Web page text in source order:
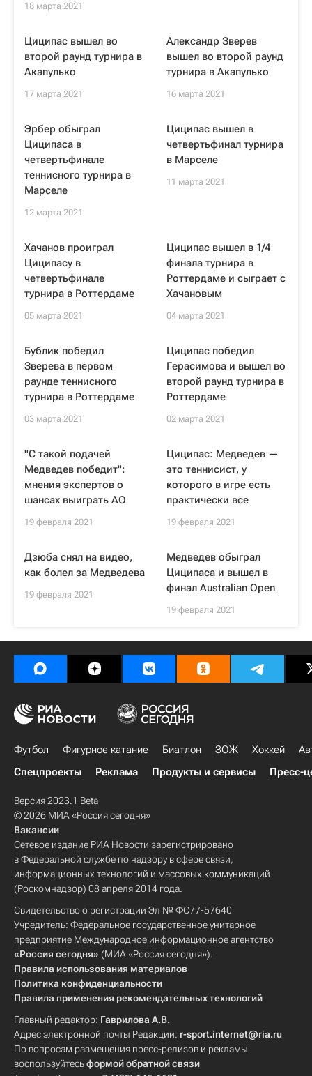
18 марта 2021
Циципас вышел во
второй раунд турнира в
Акапулько
17 марта 2021
Александр Зверев
вышел во второй раунд
турнира в Акапулько
16 марта 2021
Эрбер обыграл
Циципаса в
четвертьфинале
теннисного турнира в
Марселе
12 марта 2021
Циципас вышел в
четвертьфинал турнира
в Марселе
11 марта 2021
Хачанов проиграл
Циципасу в
четвертьфинале
турнира в Роттердаме
05 марта 2021
Циципас вышел в 1/4
финала турнира в
Роттердаме и сыграет с
Хачановым
04 марта 2021
Бублик победил
Зверева в первом
раунде теннисного
турнира в Роттердаме
03 марта 2021
Циципас победил
Герасимова и вышел во
второй раунд турнира в
Роттердаме
02 марта 2021
"С такой подачей
Медведев победит":
мнения экспертов о
шансах выиграть AO
19 февраля 2021
Циципас: Медведев —
это теннисист, у
которого в игре есть
практически все
19 февраля 2021
Дзюба снял на видео,
как болел за Медведева
19 февраля 2021
Медведев обыграл
Циципаса и вышел в
финал Australian Open
19 февраля 2021
Футбол Фигурное катание Биатлон ЗОЖ Хоккей
Спецпроекты
Реклама Продукты и сервисы Пресс-
Версия 2023.1 Beta
© 2026 МИА «Россия сегодня»
Вакансии
Сетевое издание РИА Новости зарегистрировано
в Федеральной службе по надзору в сфере связи,
информационных технологий и массовых коммуникаций
(Роскомнадзор) 08 апреля 2014 года.
Свидетельство о регистрации Эл № ФС77-57640
Учредитель: Федеральное государственное унитарное
предприятие Международное информационное агентство
«Россия сегодня» (МИА «Россия сегодня»).
Правила использования материалов
Политика конфиденциальности
Правила применения рекомендательных технологий
Главный редактор: Гаврилова А.В.
Адрес электронной почты Редакции: r-sport.internet@ria.ru
По вопросам размещения пресс-релизов и рекламы
воспользуйтесьформой обратной связи